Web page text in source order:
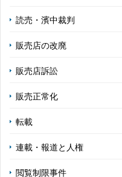
読売・濱中裁判
販売店の改廃
販売店訴訟
販売正常化
転載
連載・報道と人権
閲覧制限事件